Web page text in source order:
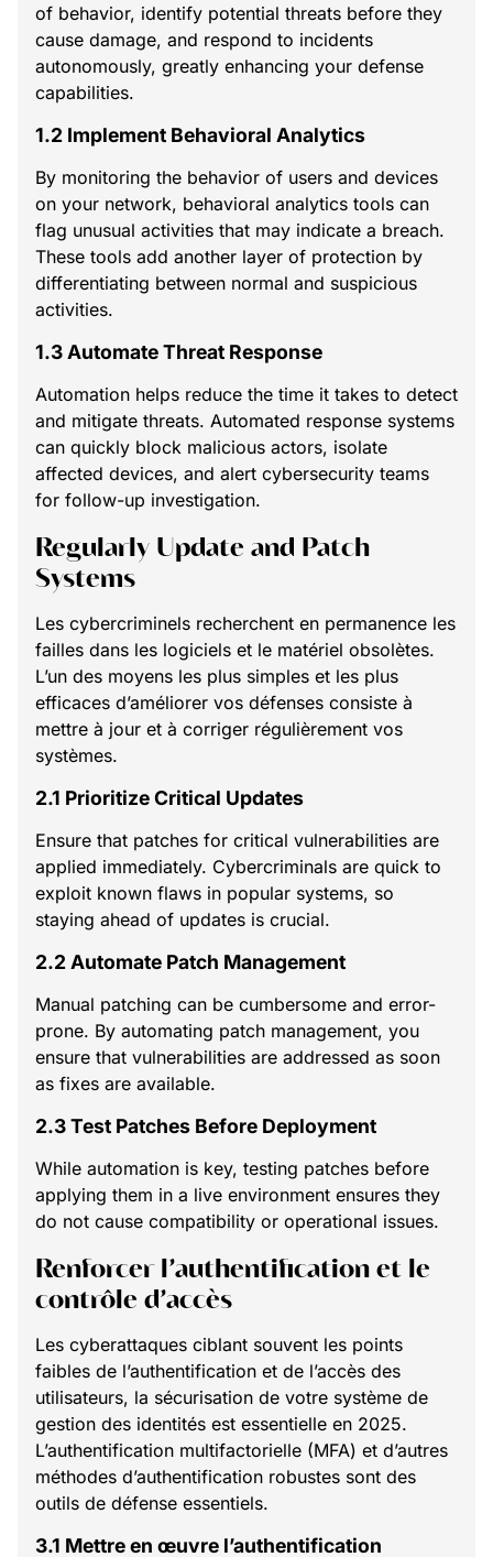
of behavior, identify potential threats before they
cause damage, and respond to incidents
autonomously, greatly enhancing your defense
capabilities.
1.2 Implement Behavioral Analytics
By monitoring the behavior of users and devices
on your network, behavioral analytics tools can
flag unusual activities that may indicate a breach.
These tools add another layer of protection by
differentiating between normal and suspicious
activities.
1.3 Automate Threat Response
Automation helps reduce the time it takes to detect
and mitigate threats. Automated response systems
can quickly block malicious actors, isolate
affected devices, and alert cybersecurity teams
for follow-up investigation.
Regularly Update and Patch
Systems
Les cybercriminels recherchent en permanence les
failles dans les logiciels et le matériel obsolètes.
L’un des moyens les plus simples et les plus
efficaces d’améliorer vos défenses consiste à
mettre à jour et à corriger régulièrement vos
systèmes.
2.1 Prioritize Critical Updates
Ensure that patches for critical vulnerabilities are
applied immediately. Cybercriminals are quick to
exploit known flaws in popular systems, so
staying ahead of updates is crucial.
2.2 Automate Patch Management
Manual patching can be cumbersome and error-
prone. By automating patch management, you
ensure that vulnerabilities are addressed as soon
as fixes are available.
2.3 Test Patches Before Deployment
While automation is key, testing patches before
applying them in a live environment ensures they
do not cause compatibility or operational issues.
Renforcer l’authentification et le
contrôle d’accès
Les cyberattaques ciblant souvent les points
faibles de l’authentification et de l’accès des
utilisateurs, la sécurisation de votre système de
gestion des identités est essentielle en 2025.
L’authentification multifactorielle (MFA) et d’autres
méthodes d’authentification robustes sont des
outils de défense essentiels.
3.1 Mettre en œuvre l’authentification